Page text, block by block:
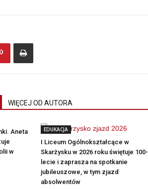
WIĘCEJ OD AUTORA
Aneta
w
EDUKACJA
I Liceum Ogólnokształcące w
Skarżysku w 2026 roku świętuje 100-
lecie i zaprasza na spotkanie
jubileuszowe, w tym zjazd
absolwentów